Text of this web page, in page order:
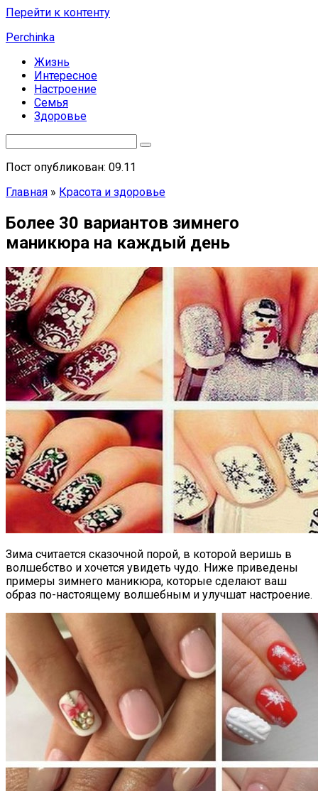
Перейти к контенту
Perchinka
Жизнь
Интересное
Настроение
Семья
Здоровье
Пост опубликован: 09.11
Главная » Красота и здоровье
Более 30 вариантов зимнего
маникюра на каждый день
Зима считается сказочной порой, в которой веришь в
волшебство и хочется увидеть чудо. Ниже приведены
примеры зимнего маникюра, которые сделают ваш
образ по-настоящему волшебным и улучшат настроение.